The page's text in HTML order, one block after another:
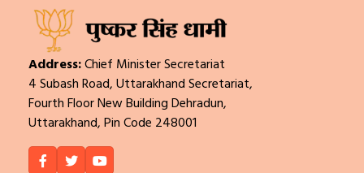
Address:Chief Minister Secretariat
4 Subash Road, Uttarakhand Secretariat,
Fourth Floor New Building Dehradun,
Uttarakhand, Pin Code 248001